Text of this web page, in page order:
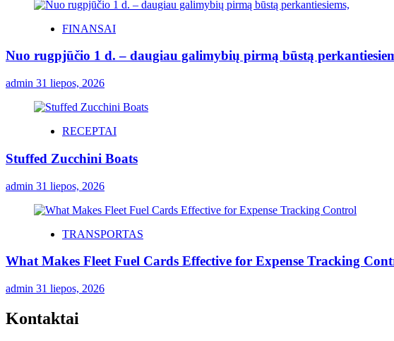
FINANSAI
Nuo rugpjūčio 1 d. – daugiau galimybių pirmą būstą
admin 31 liepos, 2026
RECEPTAI
Stuffed Zucchini Boats
admin 31 liepos, 2026
TRANSPORTAS
What Makes Fleet Fuel Cards Effective for Expense Tracking
admin 31 liepos, 2026
Kontaktai